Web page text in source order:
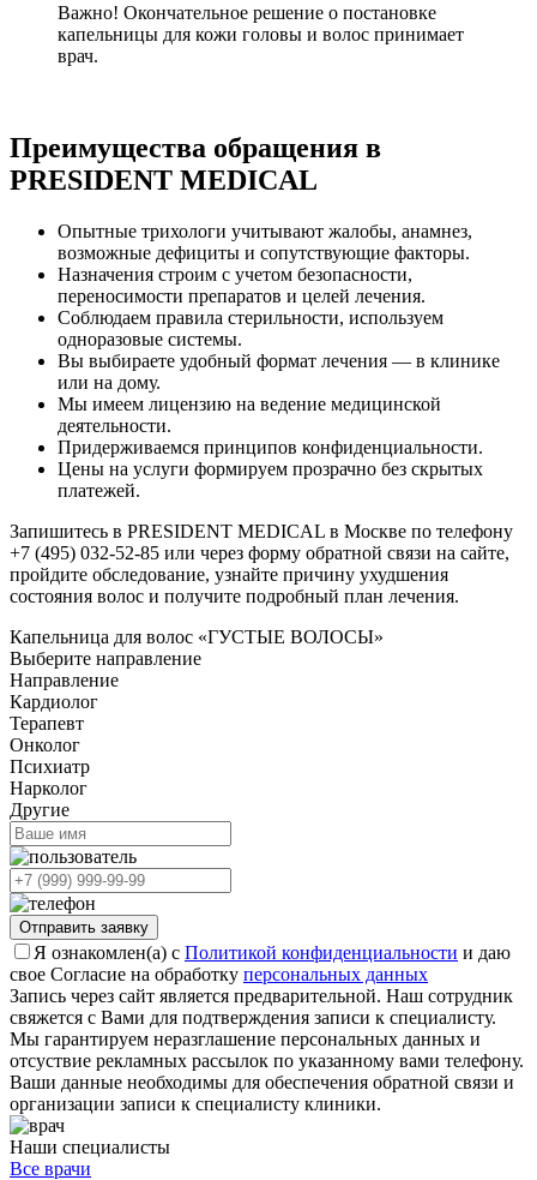
Важно! Окончательное решение о постановке
капельницы для кожи головы и волос принимает
врач.
Преимущества обращения в
PRESIDENT MEDICAL
Опытные трихологи учитывают жалобы, анамнез,
возможные дефициты и сопутствующие факторы.
Назначения строим с учетом безопасности,
переносимости препаратов и целей лечения.
Соблюдаем правила стерильности, используем
одноразовые системы.
Вы выбираете удобный формат лечения — в клинике
или на дому.
Мы имеем лицензию на ведение медицинской
деятельности.
Придерживаемся принципов конфиденциальности.
Цены на услуги формируем прозрачно без скрытых
платежей.
Запишитесь в PRESIDENT MEDICAL в Москве по телефону
+7 (495) 032-52-85 или через форму обратной связи на сайте,
пройдите обследование, узнайте причину ухудшения
состояния волос и получите подробный план лечения.
Капельница для волос «ГУСТЫЕ ВОЛОСЫ»
Выберите направление
Направление
Кардиолог
Терапевт
Онколог
Психиатр
Нарколог
Другие
Отправить заявку
Я ознакомлен(а) с Политикой конфиденциальности и даю
свое Согласие на обработку персональных данных
Запись через сайт является предварительной. Наш сотрудник
свяжется с Вами для подтверждения записи к специалисту.
Мы гарантируем неразглашение персональных данных и
отсуствие рекламных рассылок по указанному вами телефону.
Ваши данные необходимы для обеспечения обратной связи и
организации записи к специалисту клиники.
Наши специалисты
Все врачи